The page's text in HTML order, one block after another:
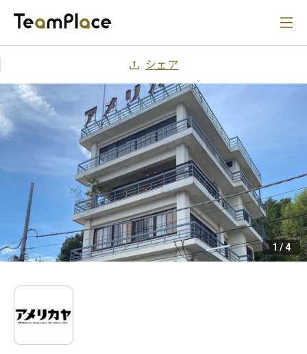
シェア
1 /4